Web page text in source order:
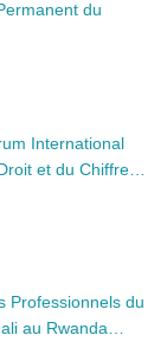
du
International
et du Chiffre…
Professionnels du
au Rwanda…